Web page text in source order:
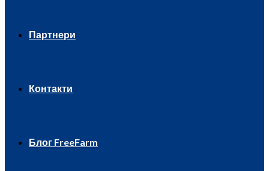
Партнери
Контакти
Блог FreeFarm